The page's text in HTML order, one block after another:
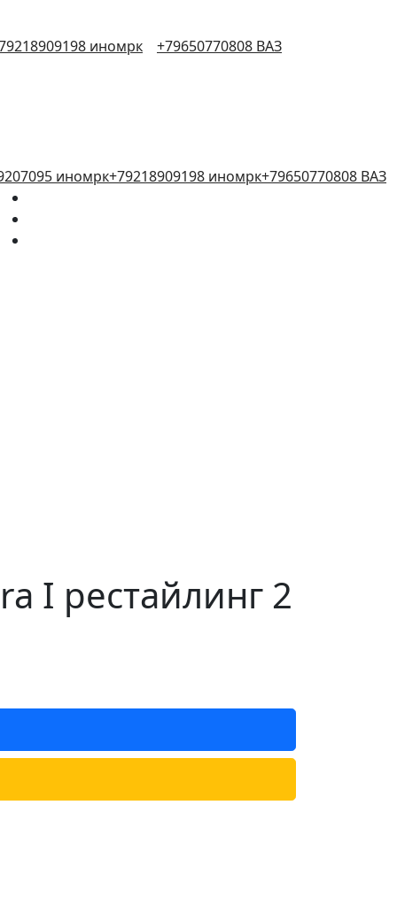
иномрк +79650770808 ВАЗ
иномрк+79218909198 иномрк+79650770808 ВАЗ
I рестайлинг 2